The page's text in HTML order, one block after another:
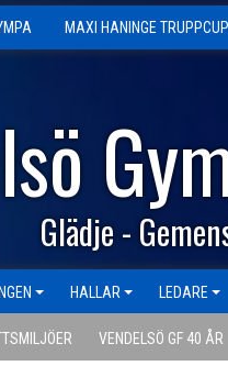
MAXI HANINGE TRUPPCUP
Glädje -
HALLAR LEDARE
VENDELSÖ GF 40 ÅR